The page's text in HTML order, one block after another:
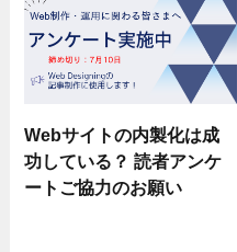
Webサイトの内製化は成
功している？ 読者アンケ
ートご協力のお願い